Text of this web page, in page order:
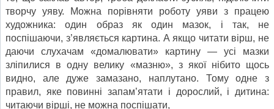
твор­чу уяву. Можна порівняти роботу уяви з працею
художника: один образ як один мазок, і так, не
поспішаючи, з’являється картина. А якщо читати вірш, не
даючи слухачам «домалю­вати» картину — усі мазки
зліпилися в одну велику «маз­ню», з якої нібито щось
видно, але дуже замазано, наплута­но. Тому одне з
правил, яке повинні запам’ятати і дорослий, і дитина:
читаючи вірші, не можна поспішати,